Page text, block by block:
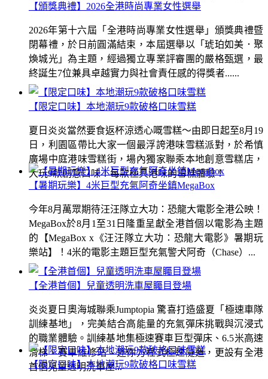
【限定口味】本地潮玩9款破格口味雪糕
夏日炎炎當然要食返杯涼透心嘅雪糕～由即日起至8月19
日，利園區帶比大家一個最浮誇港味雪糕派對，於希慎
廣場中庭港味雪糕街，場內獨家聯乘本地創意雪糕店，
大玩9款創意口味！每款極具港味的雪糕體驗！
【全港首個】兒童透明洗車屋矚目登場
炎炎夏日奧海城聯乘Jumptopia 驚喜打造盛夏「極速車隊
訓練基地」，完美結合高能量的充氣彈床挑戰與沉浸式
的職業體驗。訓練基地集極速賽車巨型彈床、6.5米高速
滑梯、賽車維修站、迷你方程式極速隧道，更設有全港
首個兒童透明洗車屋...
【頒獎典禮】2026全港時尚專業女性選舉
2026年第十六屆「全港時尚專業女性選舉」頒獎典禮暨
閉幕禮，於日前圓滿結束，本屆選舉以「琥珀如美．聚
煥城光」為主題，經過獨立專業評審團的嚴格甄選，最
終誕生7位兼具卓越實力與社會責任感的得獎者......
【暑期玩樂】4米巨型充氣阿奇坐鎮MegaBox
今年8月萬眾期待汪汪隊立大功：恐龍大電影全港公映！
MegaBox於8月1至31日隆重呈獻全港首個以電影為主題
的【MegaBox x《汪汪隊立大功：恐龍大電影》暑期玩
樂站】！4米的電影主題巨型充氣警犬阿奇（Chase）...
【限定口味】本地潮玩9款破格口味雪糕